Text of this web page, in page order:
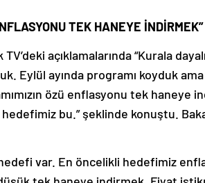
TEK HANEYE İNDİRMEK”
açıklamalarında “Kurala
Eylül ayında programı koyduk
özü enflasyonu tek haneye
hedefimiz bu.” şeklinde konuştu.
hedefi var. En öncelikli hedefimiz